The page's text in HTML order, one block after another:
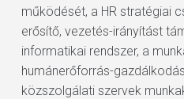
működését, a HR stratégiai
erősítő, vezetés-irányítást
informatikai rendszer, a
humánerőforrás-
közszolgálati szervek